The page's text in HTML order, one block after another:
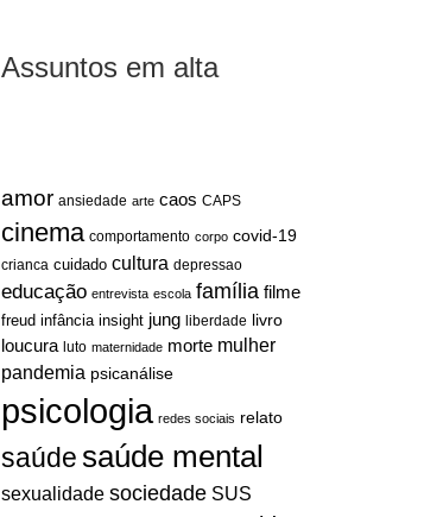
Assuntos em alta
amor ansiedade arte caos CAPS
cinema comportamento corpo covid-19
crianca cuidado cultura depressao
educação entrevista escola família filme
freud infância insight jung liberdade livro
loucura luto maternidade morte mulher
pandemia psicanálise
psicologia redes sociais relato
saúdesaúde mental
sexualidade sociedade SUS